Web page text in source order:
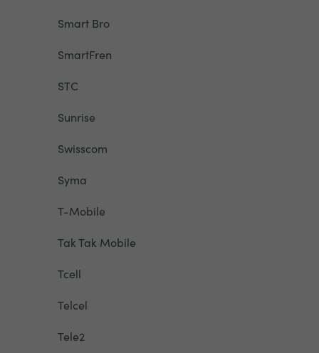
Smart Bro
SmartFren
STC
Sunrise
Swisscom
Syma
T-Mobile
Tak Tak Mobile
Tcell
Telcel
Tele2